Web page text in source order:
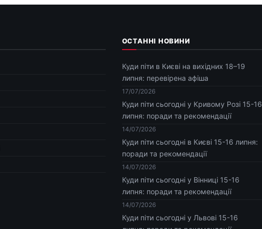
ОСТАННІ НОВИНИ
Куди піти в Києві на вихідних 18–19
липня: перевірена афіша
17/07/2026
Куди піти сьогодні у Кривому Розі 15-16
липня: поради та рекомендації
14/07/2026
Куди піти сьогодні в Києві 15-16 липня:
поради та рекомендації
14/07/2026
Куди піти сьогодні у Вінниці 15-16
липня: поради та рекомендації
14/07/2026
Куди піти сьогодні у Львові 15-16